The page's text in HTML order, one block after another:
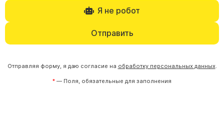
Я не робот
Отправить
Отправляя форму, я даю согласие на обработку персональных данных.
— Поля, обязательные для заполнения